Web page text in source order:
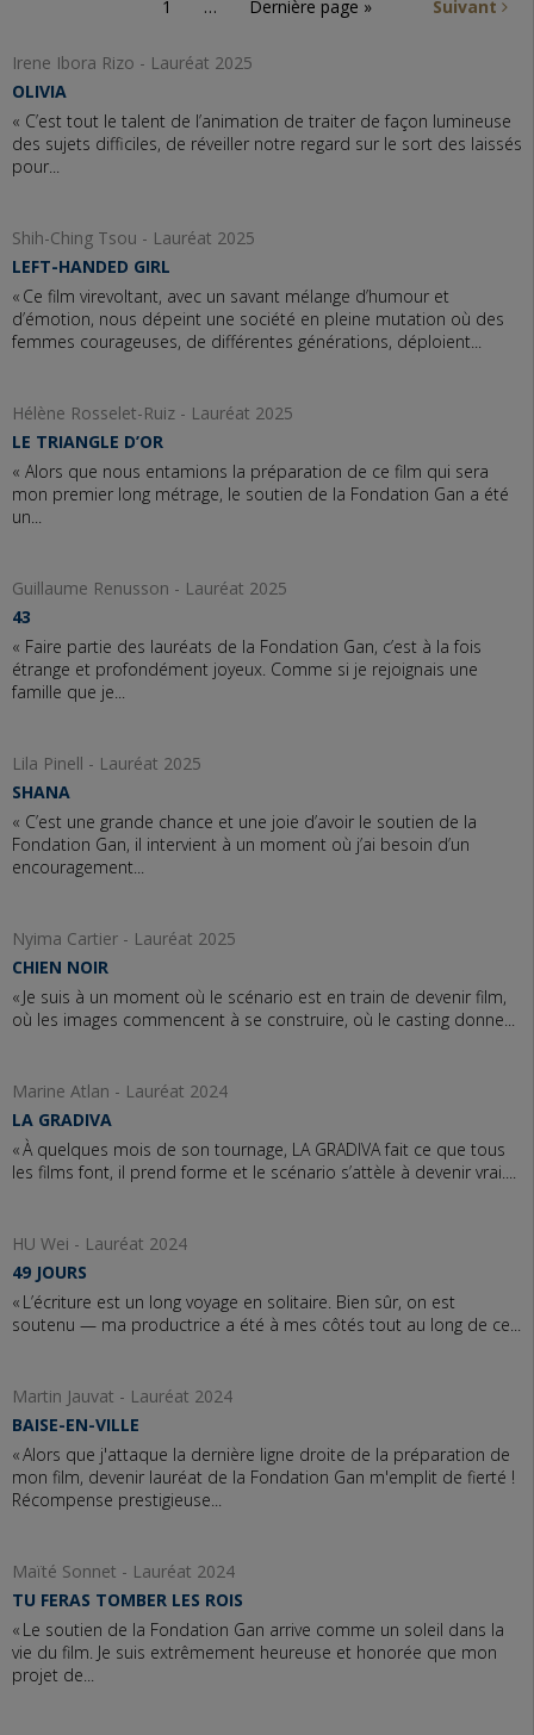
1 … Suivant
Dernière page »
Irene Ibora Rizo - Lauréat 2025
OLIVIA
« C’est tout le talent de l’animation de traiter de façon lumineuse
des sujets difficiles, de réveiller notre regard sur le sort des laissés
pour...
Shih-Ching Tsou - Lauréat 2025
LEFT-HANDED GIRL
« Ce film virevoltant, avec un savant mélange d’humour et
d’émotion, nous dépeint une société en pleine mutation où des
femmes courageuses, de différentes générations, déploient...
Hélène Rosselet-Ruiz - Lauréat 2025
LE TRIANGLE D’OR
« Alors que nous entamions la préparation de ce film qui sera
mon premier long métrage, le soutien de la Fondation Gan a été
un...
Guillaume Renusson - Lauréat 2025
43
« Faire partie des lauréats de la Fondation Gan, c’est à la fois
étrange et profondément joyeux. Comme si je rejoignais une
famille que je...
Lila Pinell - Lauréat 2025
SHANA
« C’est une grande chance et une joie d’avoir le soutien de la
Fondation Gan, il intervient à un moment où j’ai besoin d’un
encouragement...
Nyima Cartier - Lauréat 2025
CHIEN NOIR
« Je suis à un moment où le scénario est en train de devenir film,
où les images commencent à se construire, où le casting donne...
Marine Atlan - Lauréat 2024
LA GRADIVA
« À quelques mois de son tournage, LA GRADIVA fait ce que tous
les films font, il prend forme et le scénario s’attèle à devenir vrai....
HU Wei - Lauréat 2024
49 JOURS
« L’écriture est un long voyage en solitaire. Bien sûr, on est
soutenu — ma productrice a été à mes côtés tout au long de ce...
Martin Jauvat - Lauréat 2024
BAISE-EN-VILLE
« Alors que j'attaque la dernière ligne droite de la préparation de
mon film, devenir lauréat de la Fondation Gan m'emplit de fierté !
Récompense prestigieuse...
Maïté Sonnet - Lauréat 2024
TU FERAS TOMBER LES ROIS
« Le soutien de la Fondation Gan arrive comme un soleil dans la
vie du film. Je suis extrêmement heureuse et honorée que mon
projet de...